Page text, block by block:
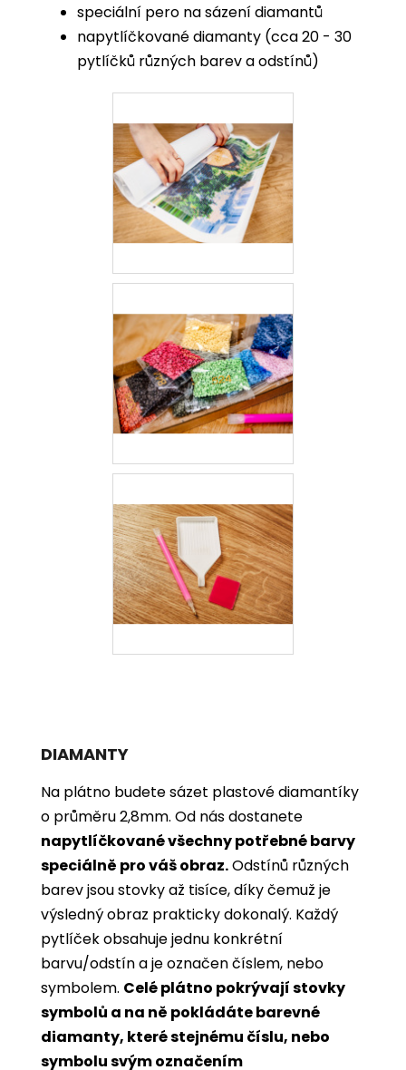
speciální pero na sázení diamantů
napytlíčkované diamanty (cca 20 - 30
pytlíčků různých barev a odstínů)
DIAMANTY
Na plátno budete sázet plastové diamantíky
o průměru 2,8mm. Od nás dostanete
napytlíčkované všechny potřebné barvy
speciálně pro váš obraz.Odstínů různých
barev jsou stovky až tisíce, díky čemuž je
výsledný obraz prakticky dokonalý. Každý
pytlíček obsahuje jednu konkrétní
barvu/odstín a je označen číslem, nebo
symbolem. Celé plátno pokrývají stovky
symbolů a na ně pokládáte barevné
diamanty, které stejnému číslu, nebo
symbolu svým označením